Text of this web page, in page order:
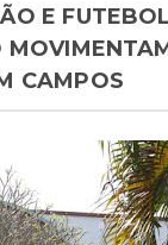
E FUTEBOL
CAMPOS